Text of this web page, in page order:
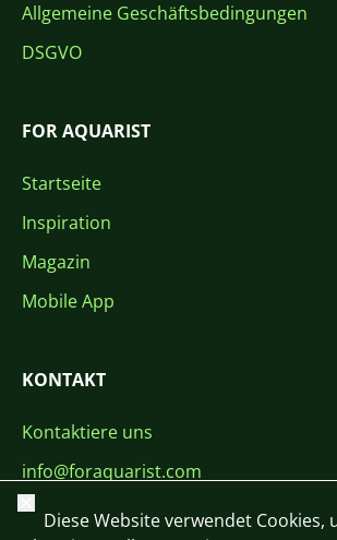
Allgemeine Geschäftsbedingungen
DSGVO
FOR AQUARIST
Startseite
Inspiration
Magazin
Mobile App
KONTAKT
Kontaktiere uns
info@foraquarist.com
+420 603 449 602
Schließen
Diese Website verwendet Cookies,